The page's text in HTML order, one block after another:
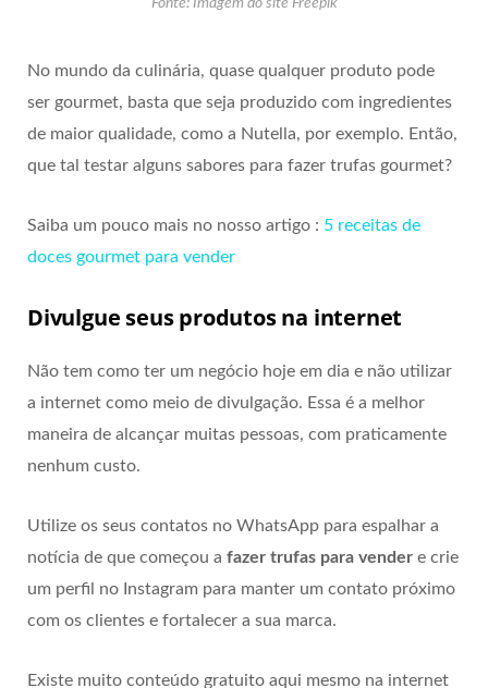
Fonte: Imagem do site Freepik
No mundo da culinária, quase qualquer produto pode
ser gourmet, basta que seja produzido com ingredientes
de maior qualidade, como a Nutella, por exemplo. Então,
que tal testar alguns sabores para fazer trufas gourmet?
Saiba um pouco mais no nosso artigo : 5 receitas de
doces gourmet para vender
Divulgue seus produtos na internet
Não tem como ter um negócio hoje em dia e não utilizar
a internet como meio de divulgação. Essa é a melhor
maneira de alcançar muitas pessoas, com praticamente
nenhum custo.
Utilize os seus contatos no WhatsApp para espalhar a
notícia de que começou a fazer trufas para vender e crie
um perfil no Instagram para manter um contato próximo
com os clientes e fortalecer a sua marca.
Existe muito conteúdo gratuito aqui mesmo na internet